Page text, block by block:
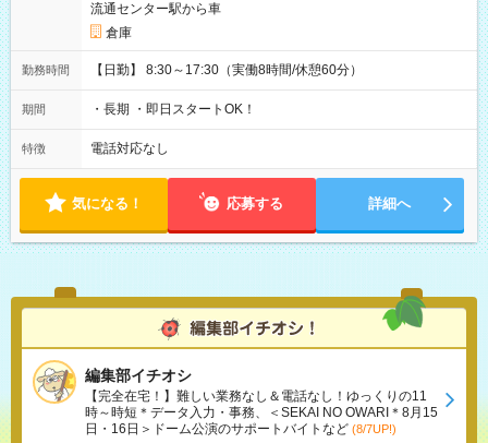
流通センター駅から車
倉庫
勤務時間 【日勤】 8:30～17:30（実働8時間/休憩60分）
期間 ・長期 ・即日スタートOK！
特徴 電話対応なし
気になる！ 応募する 詳細へ
編集部イチオシ
【完全在宅！】難しい業務なし＆電話なし！ゆっくりの11
時～時短＊データ入力・事務、＜SEKAI NO OWARI＊8月15
日・16日＞ドーム公演のサポートバイトなど (8/7UP!)